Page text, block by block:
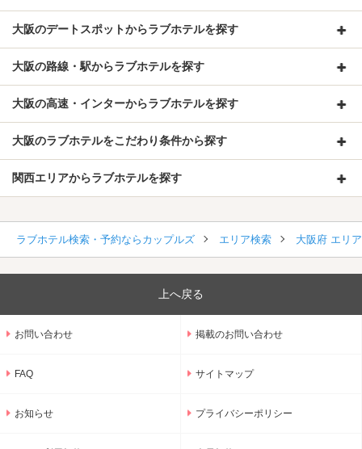
大阪のデートスポットからラブホテルを探す
大阪の路線・駅からラブホテルを探す
大阪の高速・インターからラブホテルを探す
大阪のラブホテルをこだわり条件から探す
関西エリアからラブホテルを探す
ラブホテル検索・予約ならカップルズ エリア検索 大阪府 エリ
上へ戻る
お問い合わせ 掲載のお問い合わせ
FAQ サイトマップ
お知らせ プライバシーポリシー